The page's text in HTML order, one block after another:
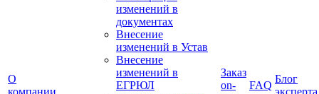
О
компании
изменений в
документах
Внесение
изменений в Устав
Внесение
изменений в
ЕГРЮЛ
Заказ
on-
FAQ
Блог
эксперта